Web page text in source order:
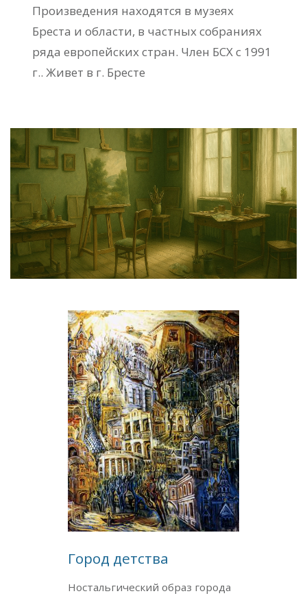
Произведения находятся в музеях
Бреста и области, в частных собраниях
ряда европейских стран. Член БСХ с 1991
г.. Живет в г. Бресте
Город детства
Ностальгический образ города